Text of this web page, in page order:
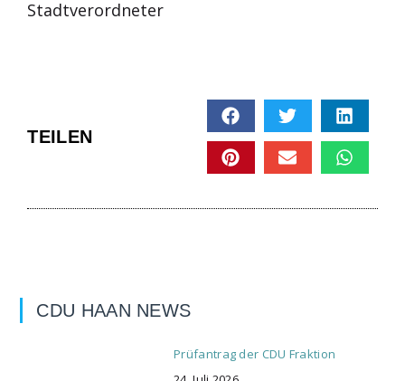
Stadtverordneter
TEILEN
CDU HAAN NEWS
Prüfantrag der CDU Fraktion